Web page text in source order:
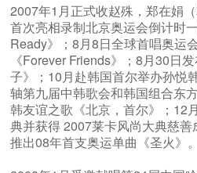
2007年1月正式收赵殊，郑在娟
首次亮相录制北京奥运会倒计时
Ready》；8月8日全球首唱奥运
《Forever Friends》；8月30日
子》；10月赴韩国首尔举办孙悦
轴第九届中韩歌会和韩国组合东
韩友谊之歌《北京，首尔》；12
典并获得 2007莱卡风尚大典慈
推出08年首支奥运单曲《圣火》。